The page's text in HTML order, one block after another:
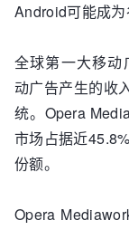
Android可能成为
全球第一大移动
动广告产生的收
统。Opera
市场占据近
份额。
Opera